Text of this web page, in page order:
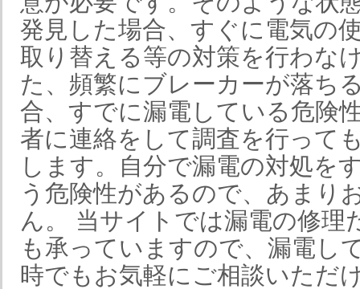
発見した場合、すぐに電気の
取り替える等の対策を行わな
た、頻繁にブレーカーが落ち
合、すでに漏電している危険
者に連絡をして調査を行って
します。自分で漏電の対処を
う危険性があるので、あまり
ん。 当サイトでは漏電の修理
も承っていますので、漏電し
時でもお気軽にご相談いただ